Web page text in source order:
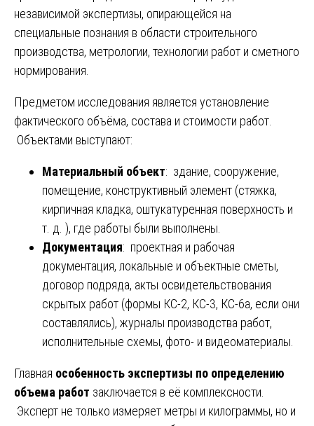
независимой экспертизы, опирающейся на
специальные познания в области строительного
производства, метрологии, технологии работ и сметного
нормирования.
Предметом исследования является установление
фактического объёма, состава и стоимости работ.
Объектами выступают:
Материальный объект: здание, сооружение,
помещение, конструктивный элемент (стяжка,
кирпичная кладка, оштукатуренная поверхность и
т. д. ), где работы были выполнены.
Документация: проектная и рабочая
документация, локальные и объектные сметы,
договор подряда, акты освидетельствования
скрытых работ (формы КС-2, КС-3, КС-6а, если они
составлялись), журналы производства работ,
исполнительные схемы, фото- и видеоматериалы.
Главная особенность экспертизы по определению
объема работ заключается в её комплексности.
Эксперт не только измеряет метры и килограммы, но и